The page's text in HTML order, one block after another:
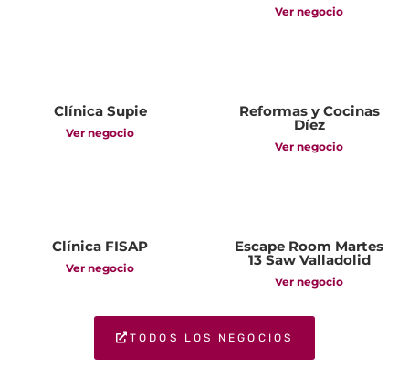
Ver negocio
Clínica Supie
Ver negocio
Reformas y Cocinas
Díez
Ver negocio
Clínica FISAP
Ver negocio
Escape Room Martes
13 Saw Valladolid
Ver negocio
TODOS LOS NEGOCIOS